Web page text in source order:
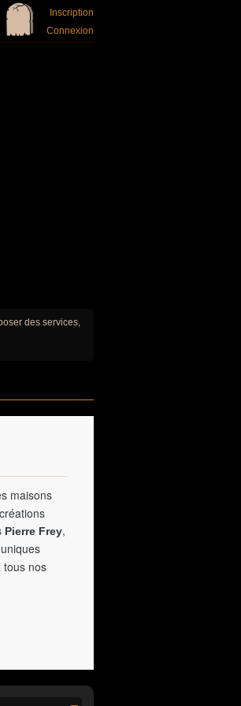
Inscription
Connexion
des services,
maisons
Pierre Frey,
tous nos